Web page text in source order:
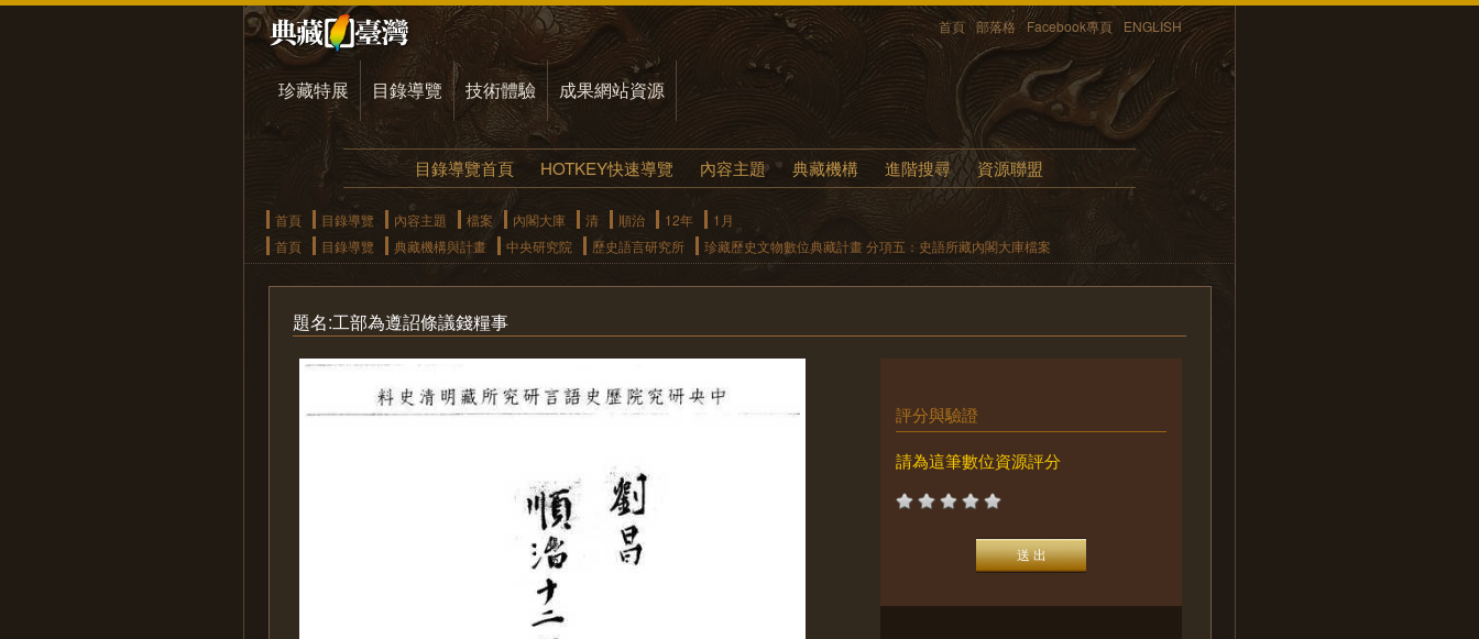
首頁 部落格 Facebook專頁 ENGLISH
珍藏特展 目錄導覽 技術體驗 成果網站資源
目錄導覽首頁 HOTKEY快速導覽 內容主題 典藏機構 進階搜尋 資源聯盟
首頁 目錄導覽 內容主題 檔案 內閣大庫 清 順治 12年
1月
首頁
目錄導覽 典藏機構與計畫 中央研究院 歷史語言研究所 珍藏歷史文物數位典藏計畫 分項五：史語所藏內閣大庫檔案
題名:工部為遵詔條議錢糧事
評分與驗證
請為這筆數位資源評分